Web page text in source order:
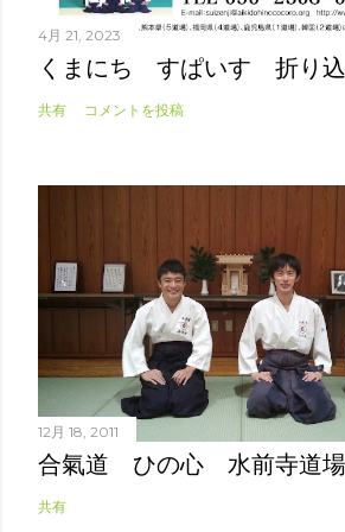
4月 21, 2023
くまにち すぱいす 折り
共有 コメントを投稿
12月 18, 2011
合氣道 ひの心 水前寺道
共有